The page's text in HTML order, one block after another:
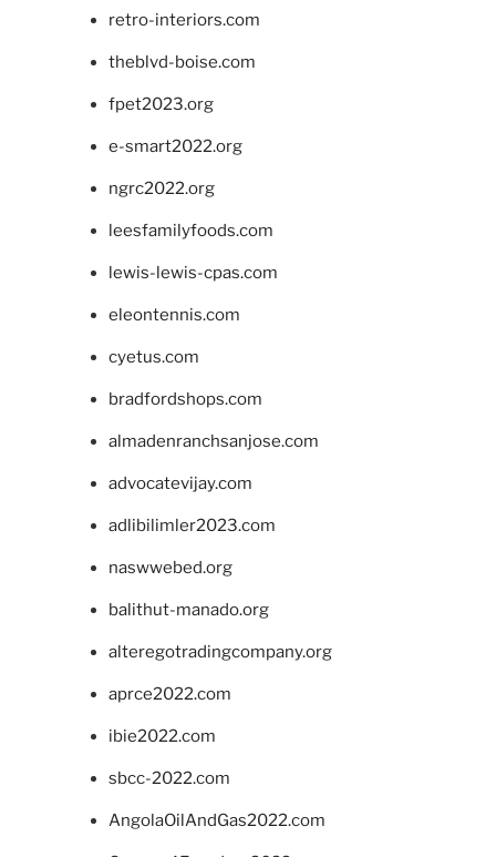
retro-interiors.com
theblvd-boise.com
fpet2023.org
e-smart2022.org
ngrc2022.org
leesfamilyfoods.com
lewis-lewis-cpas.com
eleontennis.com
cyetus.com
bradfordshops.com
almadenranchsanjose.com
advocatevijay.com
adlibilimler2023.com
naswwebed.org
balithut-manado.org
alteregotradingcompany.org
aprce2022.com
ibie2022.com
sbcc-2022.com
AngolaOilAndGas2022.com